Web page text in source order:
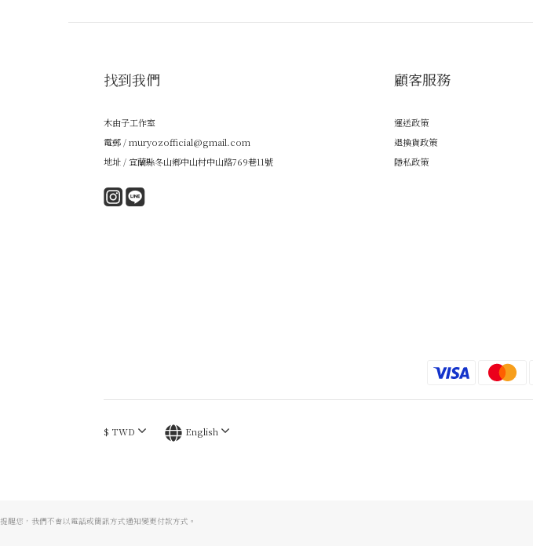
找到我們
木由子工作室
電郵 / muryozofficial@gmail.com
地址 / 宜蘭縣冬山鄉中山村中山路769巷11號
顧客服務
運送政策
退換貨政策
隱私政策
$ TWD English
提醒您，我們不會以電話或簡訊方式通知變更付款方式。